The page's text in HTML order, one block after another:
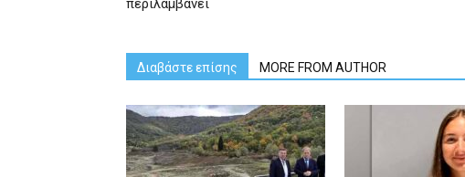
περιλαμβάνει
Διαβάστε επίσης MORE FROM AUTHOR